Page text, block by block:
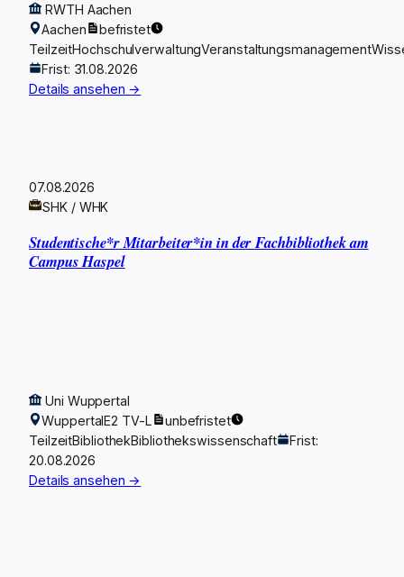
RWTH Aachen
Aachen
befristet
TeilzeitHochschulverwaltungVeranstaltungsmanagement
Frist: 31.08.2026
Details ansehen →
07.08.2026
SHK / WHK
Studentische*r Mitarbeiter*in in der Fachbibliothek am
Campus Haspel
Uni Wuppertal
WuppertalE2 TV-L
unbefristet
TeilzeitBibliothekBibliothekswissenschaft
Frist:
20.08.2026
Details ansehen →